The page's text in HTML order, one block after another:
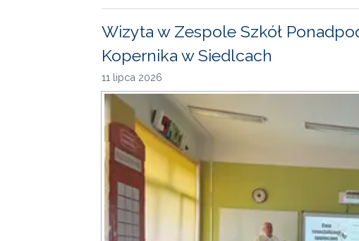
Wizyta w Zespole Szkół
Kopernika w Siedlcach
11 lipca 2026